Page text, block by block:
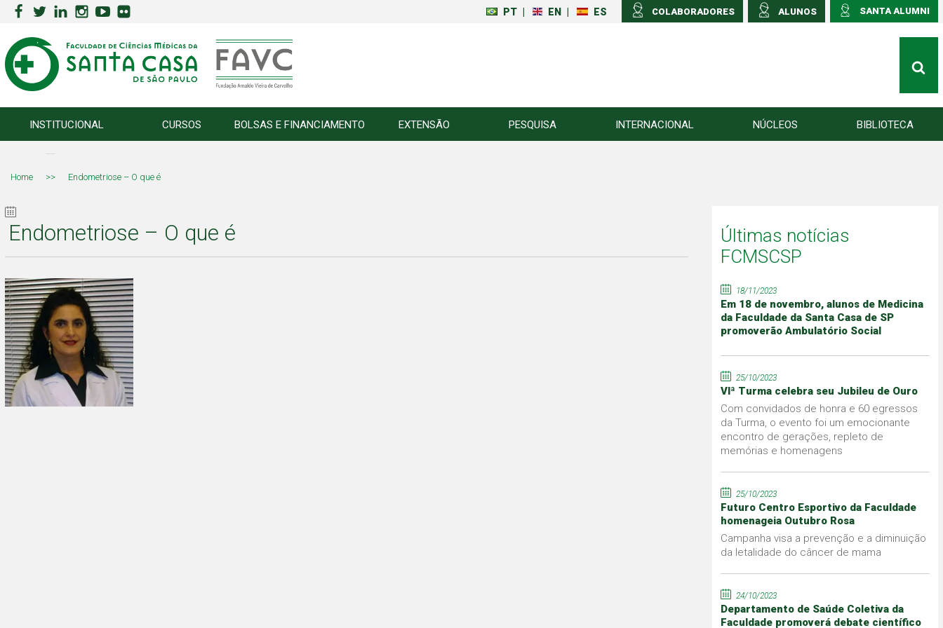
SANTA ALUMNI
ALUNOS
COLABORADORES
PT EN ES
INSTITUCIONAL CURSOS BOLSAS E FINANCIAMENTO EXTENSÃO PESQUISA INTERNACIONAL NÚCLEOS BIBLIOTECA
Home >> Endometriose – O que é
Endometriose – O que é
Últimas notícias
FCMSCSP
18/11/2023
Em 18 de novembro, alunos de Medicina
da Faculdade da Santa Casa de SP
promoverão Ambulatório Social
25/10/2023
VIª Turma celebra seu Jubileu de Ouro
Com convidados de honra e 60 egressos
da Turma, o evento foi um emocionante
encontro de gerações, repleto de
memórias e homenagens
25/10/2023
Futuro Centro Esportivo da Faculdade
homenageia Outubro Rosa
Campanha visa a prevenção e a diminuição
da letalidade do câncer de mama
24/10/2023
Departamento de Saúde Coletiva da
Faculdade promoverá debate científico